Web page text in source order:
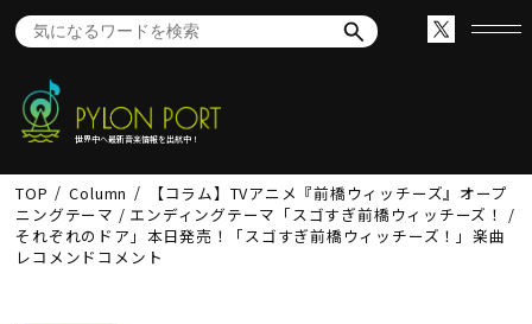
世界中へ最新音楽情報を出航中！
TOP Column
【コラム】TVアニメ『前橋ウィッチーズ』オープ
ニングテーマ / エンディングテーマ「スゴすぎ前橋ウィッチーズ！ /
それぞれのドア」本日発売！「スゴすぎ前橋ウィッチーズ！」楽曲
レコメンドコメント